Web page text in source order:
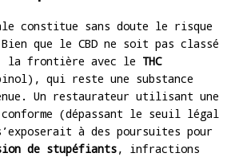
constitue sans doute le risque
que le CBD ne soit pas classé
la frontière avec le THC
qui reste une substance
Un restaurateur utilisant une
conforme (dépassant le seuil légal
à des poursuites pour
de stupéfiants, infractions